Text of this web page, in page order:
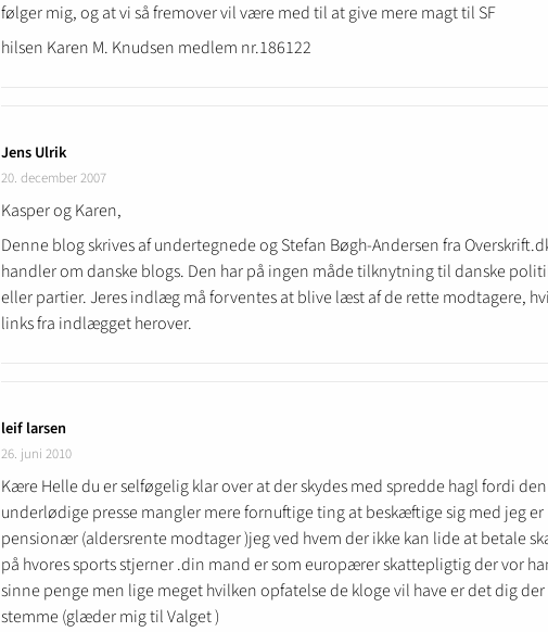
følger mig, og at vi så fremover vil være med til at give mere magt til SF
hilsen Karen M. Knudsen medlem nr.186122
Jens Ulrik
20. december 2007
Kasper og Karen,
Denne blog skrives af undertegnede og Stefan Bøgh-Andersen fra
handler om danske blogs. Den har på ingen måde tilknytning til danske
eller partier. Jeres indlæg må forventes at blive læst af de rette modtagere,
links fra indlægget herover.
leif larsen
26. juni 2010
Kære Helle du er selføgelig klar over at der skydes med spredde hagl fordi den
underlødige presse mangler mere fornuftige ting at beskæftige sig med jeg er
pensionær (aldersrente modtager )jeg ved hvem der ikke kan lide at betale
på hvores sports stjerner .din mand er som europærer skattepligtig der vor
sinne penge men lige meget hvilken opfatelse de kloge vil have er det dig
stemme (glæder mig til Valget )